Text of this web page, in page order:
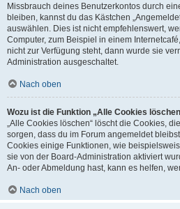
Missbrauch deines Benutzerkontos durch
bleiben, kannst du das Kästchen
auswählen. Dies ist nicht empfehlenswert,
Computer, zum Beispiel in einem
nicht zur Verfügung steht, dann wurde sie
Administration ausgeschaltet.
Nach oben
Wozu ist die Funktion „Alle Cookies
„Alle Cookies löschen“ löscht die Cookies,
sorgen, dass du im Forum angemeldet
Cookies einige Funktionen, wie
sie von der Board-Administration aktiviert
An- oder Abmeldung hast, kann es helfen,
Nach oben